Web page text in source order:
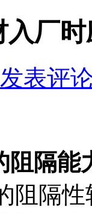
厂
发表评
阻隔能
阻隔